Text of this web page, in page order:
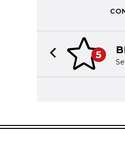
5
Previous slide